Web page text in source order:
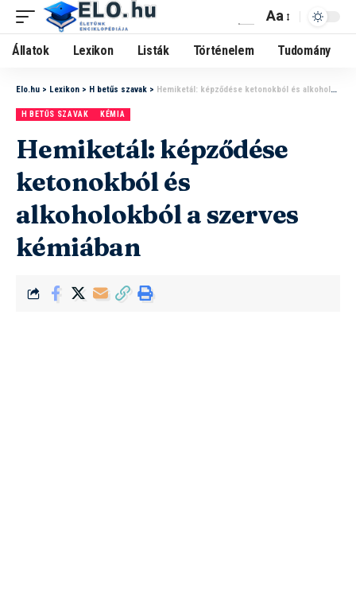
Aa
Állatok Lexikon Listák Történelem Tudomány
Elo.hu > Lexikon > H betűs szavak > Hemiketál: képződése ketonokból és alkoholokból a szerves kémiában
H BETŰS SZAVAK KÉMIA
Hemiketál: képződése
ketonokból és
alkoholokból a szerves
kémiában